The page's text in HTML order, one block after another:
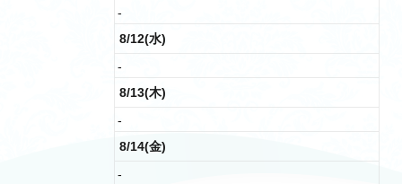
-
8/12(水)
-
8/13(木)
-
8/14(金)
-